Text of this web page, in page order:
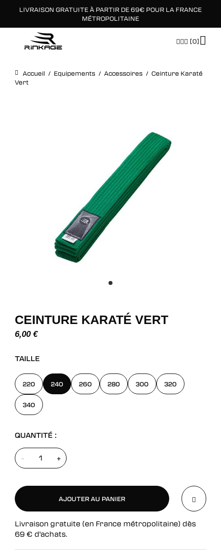
LIVRAISON GRATUITE À PARTIR DE 69€ POUR LA FRANCE
MÉTROPOLITAINE
[0]
Accueil / Equipements / Accessoires / Ceinture Karaté
Vert
CEINTURE KARATÉ VERT
6,00 €
TAILLE
220 240 260 280 300 320
340
QUANTITÉ :
- +
AJOUTER AU PANIER
AJOUTER AU PANIER
Livraison gratuite (en France métropolitaine) dès
69 € d'achats.